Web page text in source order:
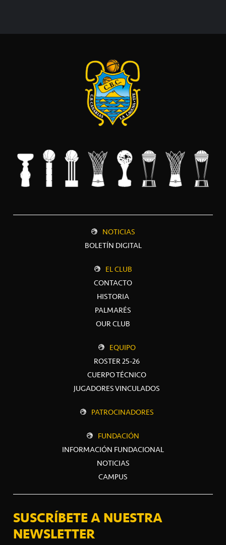
NOTICIAS
BOLETÍN DIGITAL
EL CLUB
CONTACTO
HISTORIA
PALMARÉS
OUR CLUB
EQUIPO
ROSTER 25-26
CUERPO TÉCNICO
JUGADORES VINCULADOS
PATROCINADORES
FUNDACIÓN
INFORMACIÓN FUNDACIONAL
NOTICIAS
CAMPUS
SUSCRÍBETE A NUESTRA
NEWSLETTER